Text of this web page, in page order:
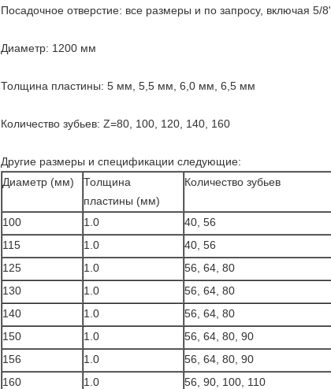
Посадочное отверстие: все размеры и по запросу, включая
Диаметр: 1200 мм
Толщина пластины: 5 мм, 5,5 мм, 6,0 мм, 6,5 мм
Количество зубьев: Z=80, 100, 120, 140, 160
Другие размеры и спецификации следующие:
Диаметр (мм)
Толщина
пластины (мм)
Количество зубьев
100 1.0
40, 56
115
1.0
40, 56
125
1.0
56, 64, 80
130
1.0
56, 64, 80
140
1.0
56, 64, 80
150
1.0
56, 64, 80, 90
156
1.0
56, 64, 80, 90
160
1.0
56, 90, 100, 110